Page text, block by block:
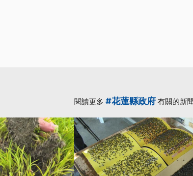
閱讀更多 #花蓮縣政府 有關的新